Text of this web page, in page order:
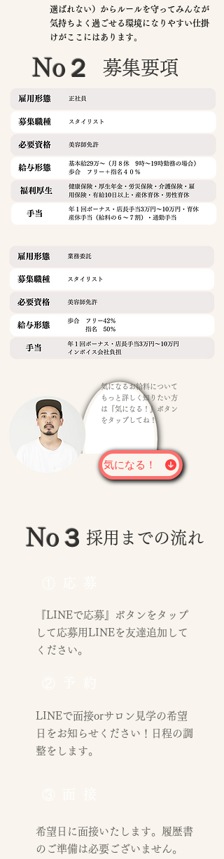
選ばれない）からルールを守ってみんなが
気持ちよく過ごせる環境になりやすい仕掛
けがここにはあります。
No２
気になるお給料について
もっと詳しく知りたい方
は『気になる！』ボタン
をタップしてね！
気になる！
募集要項
No３ 採用までの流れ
​『LINEで応募』ボタンをタップ
して応募用LINEを友達追加して
ください。
LINEで面接orサロン見学の希望
日をお知らせください！日程の調
整をします。
希望日に面接いたします。履歴書
のご準備は必要ございません。